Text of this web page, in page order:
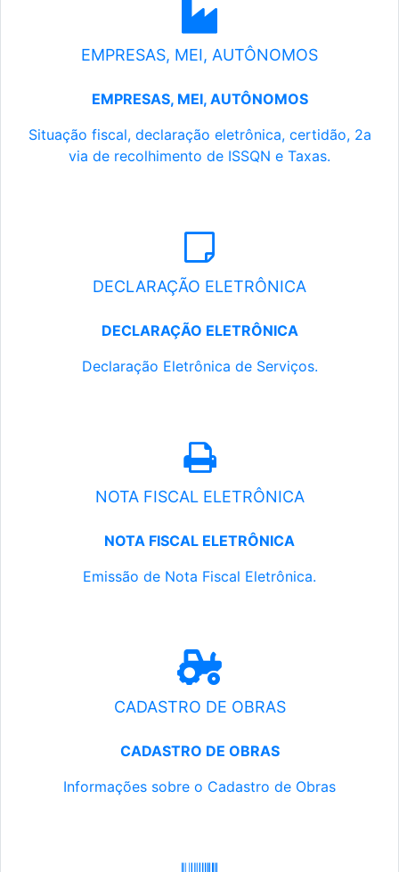
EMPRESAS, MEI, AUTÔNOMOS
EMPRESAS, MEI, AUTÔNOMOS
Situação fiscal, declaração eletrônica, certidão, 2a
via de recolhimento de ISSQN e Taxas.
DECLARAÇÃO ELETRÔNICA
DECLARAÇÃO ELETRÔNICA
Declaração Eletrônica de Serviços.
NOTA FISCAL ELETRÔNICA
NOTA FISCAL ELETRÔNICA
Emissão de Nota Fiscal Eletrônica.
CADASTRO DE OBRAS
CADASTRO DE OBRAS
Informações sobre o Cadastro de Obras